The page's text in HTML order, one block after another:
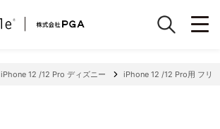
iPhone 12 /12 Pro ディズニー iPhone 12 /12 Pro用 フリ